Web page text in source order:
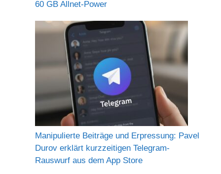
60 GB Allnet-Power
Manipulierte Beiträge und Erpressung: Pavel
Durov erklärt kurzzeitigen Telegram-
Rauswurf aus dem App Store